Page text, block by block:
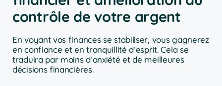
contrôle de votre argent
En voyant vos finances se stabiliser, vous gagnerez
en confiance et en tranquillité d’esprit. Cela se
traduira par moins d’anxiété et de meilleures
décisions financières.